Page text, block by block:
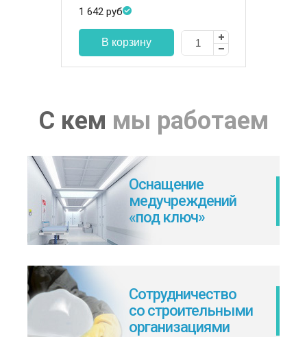
1 642 руб
С кем мы работаем
Оснащение
медучреждений
«под ключ»
Сотрудничество
со строительными
организациями